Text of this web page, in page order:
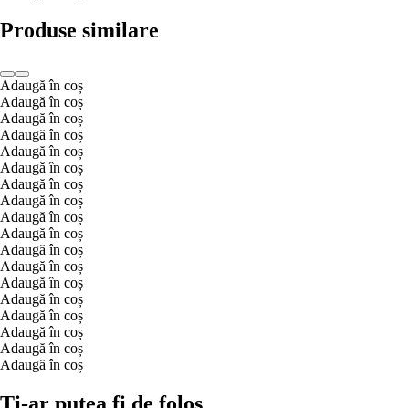
Produse similare
Adaugă în coș
Adaugă în coș
Adaugă în coș
Adaugă în coș
Adaugă în coș
Adaugă în coș
Adaugă în coș
Adaugă în coș
Adaugă în coș
Adaugă în coș
Adaugă în coș
Adaugă în coș
Adaugă în coș
Adaugă în coș
Adaugă în coș
Adaugă în coș
Adaugă în coș
Adaugă în coș
Ți-ar putea fi de folos